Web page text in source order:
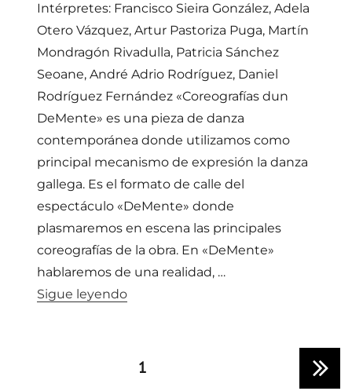
Intérpretes: Francisco Sieira González, Adela
Otero Vázquez, Artur Pastoriza Puga, Martín
Mondragón Rivadulla, Patricia Sánchez
Seoane, André Adrio Rodríguez, Daniel
Rodríguez Fernández «Coreografías dun
DeMente» es una pieza de danza
contemporánea donde utilizamos como
principal mecanismo de expresión la danza
gallega. Es el formato de calle del
espectáculo «DeMente» donde
plasmaremos en escena las principales
coreografías de la obra. En «DeMente»
hablaremos de una realidad, …
Sigue leyendo«FRAN SIERA, COMPAÑÍA DE
Paginación1